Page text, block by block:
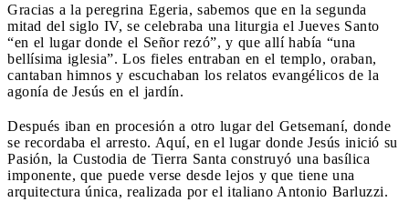
Gracias a la peregrina Egeria, sabemos que en la segunda
mitad del siglo IV, se celebraba una liturgia el Jueves Santo
“en el lugar donde el Señor rezó”, y que allí había “una
bellísima iglesia”. Los fieles entraban en el templo, oraban,
cantaban himnos y escuchaban los relatos evangélicos de la
agonía de Jesús en el jardín.
Después iban en procesión a otro lugar del Getsemaní, donde
se recordaba el arresto. Aquí, en el lugar donde Jesús inició su
Pasión, la Custodia de Tierra Santa construyó una basílica
imponente, que puede verse desde lejos y que tiene una
arquitectura única, realizada por el italiano Antonio Barluzzi.